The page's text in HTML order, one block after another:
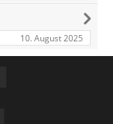
10. August 2025